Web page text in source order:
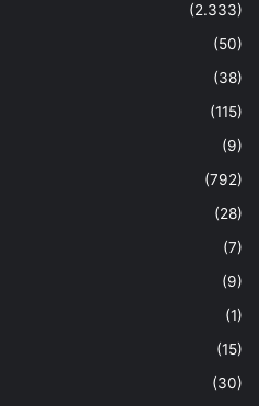
(2.333)
(50)
(38)
(115)
(9)
(792)
(28)
(7)
(9)
(1)
(15)
(30)